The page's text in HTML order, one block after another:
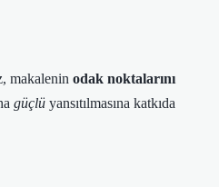
makalenin odak noktalarını
güçlü yansıtılmasına katkıda